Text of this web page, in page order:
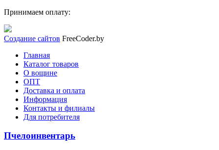
Принимаем оплату:
Создание сайтов FreeCoder.by
Главная
Каталог товаров
О вощине
ОПТ
Доставка и оплата
Информация
Контакты и филиалы
Для потребителя
Пчелоинвентарь